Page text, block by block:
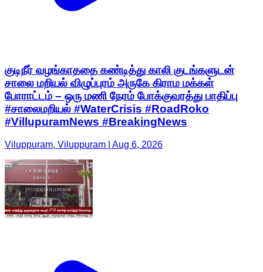
குடிநீர் வழங்காததை கண்டித்து காலி குடங்களுடன்
சாலை மறியல் விழுப்புரம் அருகே கிராம மக்கள்
போராட்டம் – ஒரு மணி நேரம் போக்குவரத்து பாதிப்பு
#சாலைமறியல் #WaterCrisis #RoadRoko
#VillupuramNews #BreakingNews
Viluppuram, Viluppuram | Aug 6, 2026